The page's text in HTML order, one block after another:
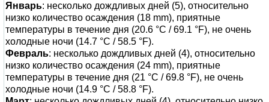
Январь: несколько дождливых дней (5), относительно
низко количество осаждения (18 mm), приятные
температуры в течение дня (20.6 °C / 69.1 °F), не очень
холодные ночи (14.7 °C / 58.5 °F).
Февраль: несколько дождливых дней (4), относительно
низко количество осаждения (24 mm), приятные
температуры в течение дня (21 °C / 69.8 °F), не очень
холодные ночи (14.9 °C / 58.8 °F).